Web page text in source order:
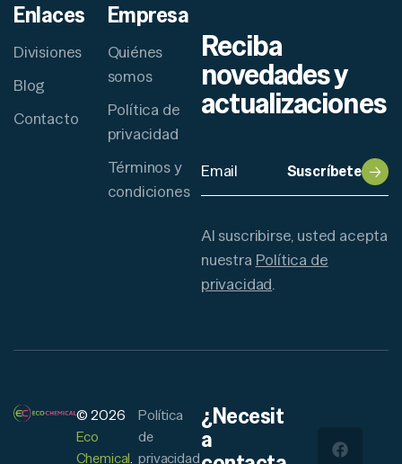
Enlaces
Divisiones
Blog
Contacto
Empresa
Quiénes
somos
Política de
privacidad
Términos y
condiciones
Reciba
novedades y
actualizaciones
Suscríbete
Al suscribirse, usted acepta
nuestra Política de
privacidad.
© 2026
Eco
Chemical.
Política
de
privacidad
¿Necesit
a